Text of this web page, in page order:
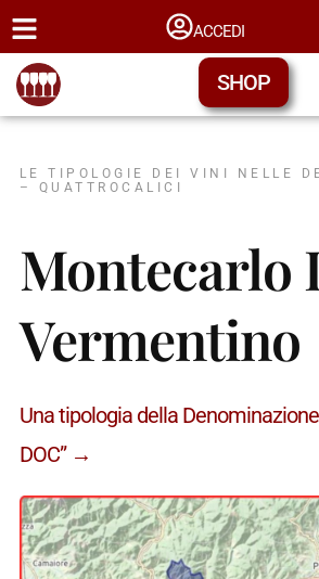
ACCEDI
SHOP
LE TIPOLOGIE DEI VINI NELLE
– QUATTROCALICI
Montecarlo
Vermentino
Una tipologia della
DOC” →